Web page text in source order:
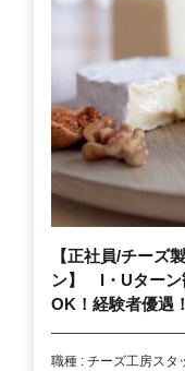
【正社員/チーズ
ン】 I・Uターン
OK！経験者優遇
職種 : チーズ工房スタ